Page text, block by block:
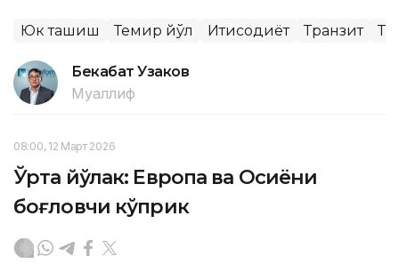
Юк ташиш Темир йўл Иқтисодиёт Транзит
Бекабат Узаков
Муаллиф
08:00, 12 Март 2026
Ўрта йўлак: Европа ва Осиёни
боғловчи кўприк